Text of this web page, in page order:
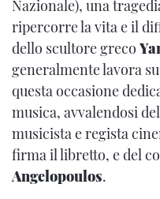
Nazionale), una
ripercorre la vita e il
dello scultore greco
generalmente lavora
questa occasione
musica, avvalendosi
musicista e regista
firma il libretto, e del
Angelopoulos.